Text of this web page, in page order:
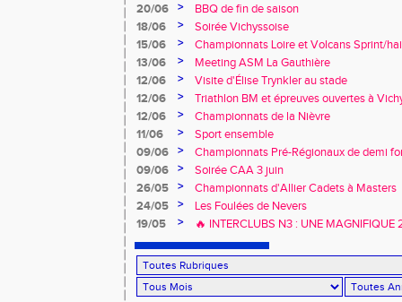
20/06
>
BBQ de fin de saison
18/06
>
Soirée Vichyssoise
15/06
>
Championnats Loire et Volcans Sprint/
13/06
>
Meeting ASM La Gauthière
12/06
>
Visite d'Élise Trynkler au stade
12/06
>
Triathlon BM et épreuves ouvertes à
12/06
>
Championnats de la Nièvre
11/06
>
Sport ensemble
09/06
>
Championnats Pré-Régionaux de demi
09/06
>
Soirée CAA 3 juin
26/05
>
Championnats d'Allier Cadets à Masters
24/05
>
Les Foulées de Nevers
19/05
>
🔥 INTERCLUBS N3 : UNE MAGNIFIQUE